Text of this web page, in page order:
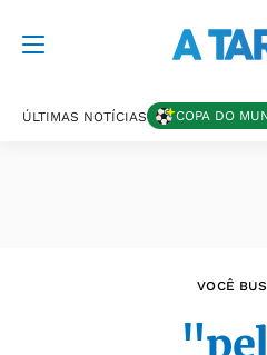
ÚLTIMAS NOTÍCIAS COPA DO
VOCÊ